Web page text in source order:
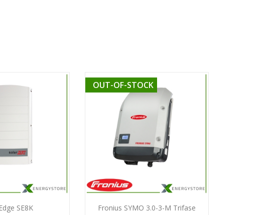
view
SE8K Quick view
Fronius SYMO 3.0-3-M Trifase
OUT-OF-STOCK